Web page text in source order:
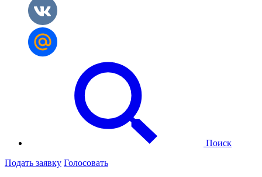
Поиск
Подать заявку Голосовать